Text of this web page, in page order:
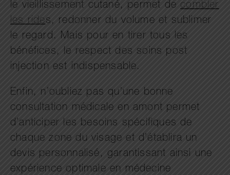
le vieillissement cutané, permet decombler
les rides, redonner du volume et sublimer
le regard. Mais pour en tirer tous les
bénéfices, le respect des soins post
injection est indispensable.
Enfin, n’oubliez pas qu’une bonne
consultation médicale en amont permet
d’anticiper les besoins spécifiques de
chaque zone du visage et d’établira un
devis personnalisé, garantissant ainsi une
expérience optimale en médecine